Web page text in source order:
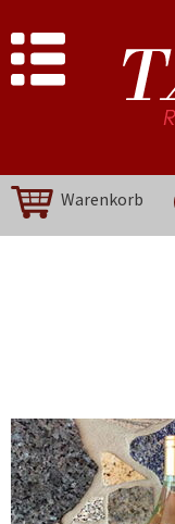
Warenkorb